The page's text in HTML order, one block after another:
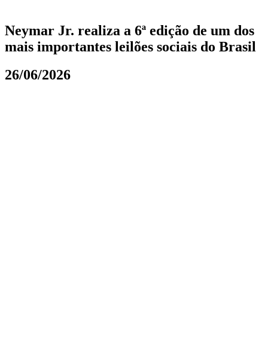
Neymar Jr. realiza a 6ª edição de um dos
mais importantes leilões sociais do Brasil
26/06/2026